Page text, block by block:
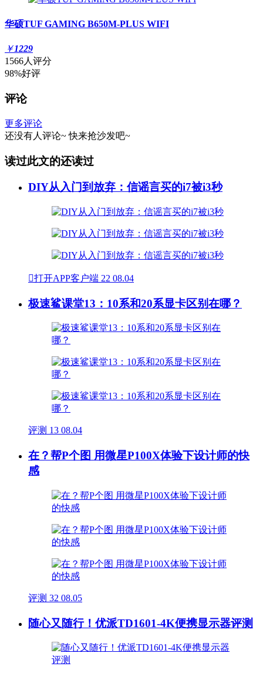
华硕TUF GAMING B650M-PLUS WIFI
￥1229
1566人评分
98%好评
评论
更多评论
还没有人评论~ 快来抢沙发吧~
读过此文的还读过
DIY从入门到放弃：信谣言买的i7被i3秒
打开APP客户端 22 08.04
极速鲨课堂13：10系和20系显卡区别在哪？
评测 13 08.04
在？帮P个图 用微星P100X体验下设计师的快
感
评测 32 08.05
随心又随行！优派TD1601-4K便携显示器评测